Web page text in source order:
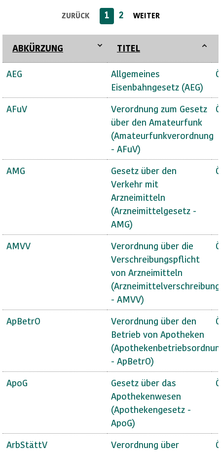
ZURÜCK 1 2 WEITER
ABKÜRZUNG TITEL
AEG
Allgemeines
Eisenbahngesetz (AEG)
AFuV
Verordnung zum Gesetz
über den Amateurfunk
(Amateurfunkverordnung
- AFuV)
AMG
Gesetz über den
Verkehr mit
Arzneimitteln
(Arzneimittelgesetz -
AMG)
AMVV
Verordnung über die
Verschreibungspflicht
von Arzneimitteln
- AMVV)
ApBetrO
Verordnung über den
Betrieb von Apotheken
- ApBetrO)
ApoG
Gesetz über das
Apothekenwesen
(Apothekengesetz -
ApoG)
ArbStättV
Verordnung über